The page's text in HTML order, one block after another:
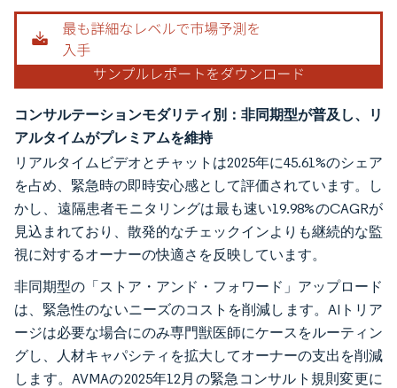
コンサルテーションモダリティ別：非同期型が普及し、リ
アルタイムがプレミアムを維持
リアルタイムビデオとチャットは2025年に45.61%のシェア
を占め、緊急時の即時安心感として評価されています。し
かし、遠隔患者モニタリングは最も速い19.98%のCAGRが
見込まれており、散発的なチェックインよりも継続的な監
視に対するオーナーの快適さを反映しています。
非同期型の「ストア・アンド・フォワード」アップロード
は、緊急性のないニーズのコストを削減します。AIトリア
ージは必要な場合にのみ専門獣医師にケースをルーティン
グし、人材キャパシティを拡大してオーナーの支出を削減
します。AVMAの2025年12月の緊急コンサルト規則変更に